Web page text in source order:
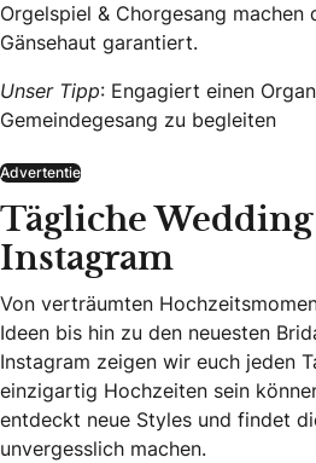
Orgelspiel & Chorgesang machen
Gänsehaut garantiert.
Unser Tipp: Engagiert einen
Gemeindegesang zu begleiten
Advertentie
Tägliche
Instagram
Von verträumten
Ideen bis hin zu den neuesten
Instagram zeigen wir euch jeden
einzigartig Hochzeiten sein
entdeckt neue Styles und findet
unvergesslich machen.